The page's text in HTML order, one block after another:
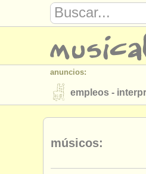
anuncios:
empleos -
instrumentos en
directorios:
músicos: